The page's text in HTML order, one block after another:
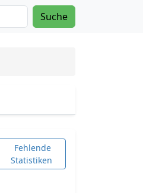
Suche
Fehlende
Statistiken